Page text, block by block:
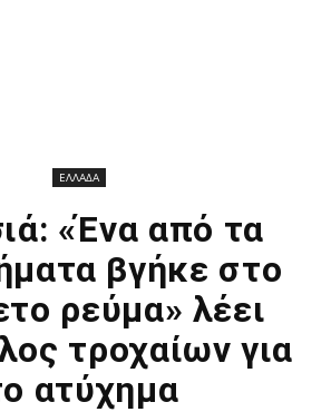
ΕΛΛΑΔΑ
«Ένα από τα
βγήκε στο
ρεύμα» λέει
τροχαίων για
ατύχημα